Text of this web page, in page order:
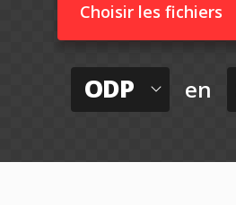
Choisir les fichiers
ODP en